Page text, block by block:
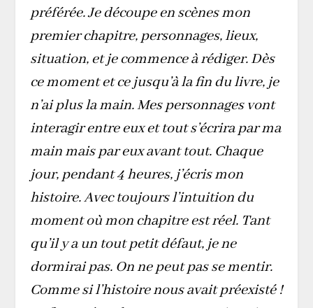
préférée. Je découpe en scènes mon
premier chapitre, personnages, lieux,
situation, et je commence à rédiger. Dès
ce moment et ce jusqu’à la fin du livre, je
n’ai plus la main. Mes personnages vont
interagir entre eux et tout s’écrira par ma
main mais par eux avant tout. Chaque
jour, pendant 4 heures, j’écris mon
histoire. Avec toujours l’intuition du
moment où mon chapitre est réel. Tant
qu’il y a un tout petit défaut, je ne
dormirai pas. On ne peut pas se mentir.
Comme si l’histoire nous avait préexisté !